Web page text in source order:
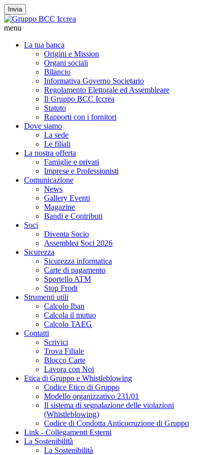
Invia
menu
La tua banca
Origini e Mission
Organi sociali
Bilancio
Informativa Governo Societario
Regolamento Elettorale ed Assembleare
Il Gruppo BCC Iccrea
Statuto
Rapporti con i fornitori
Dove siamo
La sede
Le filiali
La nostra offerta
Famiglie e privati
Imprese e Professionisti
Comunicazione
News
Gallery Eventi
Magazine
Bandi e Contributi
Soci
Diventa Socio
Assemblea Soci 2026
Sicurezza
Sicurezza informatica
Carte di pagamento
Sportello ATM
Stop Frodi
Strumenti utili
Calcolo Iban
Calcola il mutuo
Calcolo TAEG
Contatti
Scrivici
Trova Filiale
Blocco Carte
Lavora con Noi
Etica di Gruppo e Whistleblowing
Codice Etico di Gruppo
Modello organizzativo 231/01
Il sistema di segnalazione delle violazioni
(Whistleblowing)
Codice di Condotta Anticorruzione di Gruppo
Link - Collegamenti Esterni
La Sostenibilità
La Sostenibilità